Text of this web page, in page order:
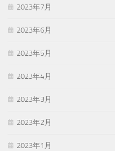
2023年7月
2023年6月
2023年5月
2023年4月
2023年3月
2023年2月
2023年1月